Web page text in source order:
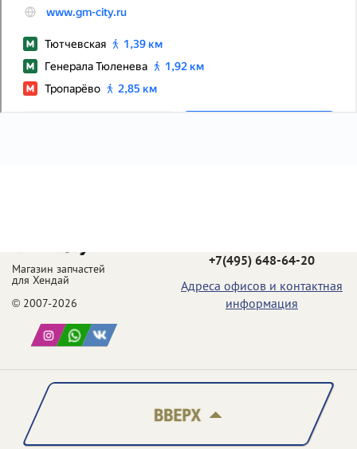
Магазин запчастей
для Хендай
© 2007-2026
+7(495) 648-64-20
Адреса офисов и контактная
информация